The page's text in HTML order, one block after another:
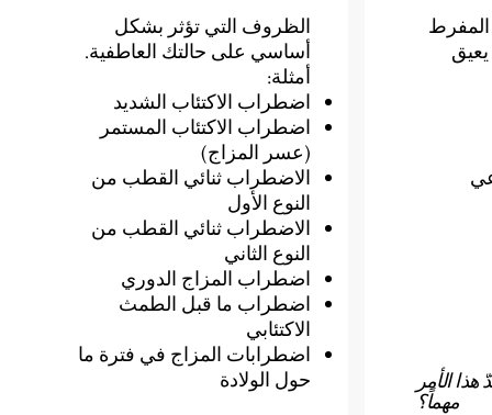
الظروف التي تؤثر بشكل
أساسي على حالتك العاطفية.
أمثلة:
اضطراب الاكتئاب الشديد
اضطراب الاكتئاب المستمر
(عسر المزاج)
الاضطراب ثنائي القطب من
النوع الأول
الاضطراب ثنائي القطب من
النوع الثاني
اضطراب المزاج الدوري
اضطراب ما قبل الطمث
الاكتئابي
اضطرابات المزاج في فترة ما
حول الولادة
المفرط
هذا الأمر
مهماً؟